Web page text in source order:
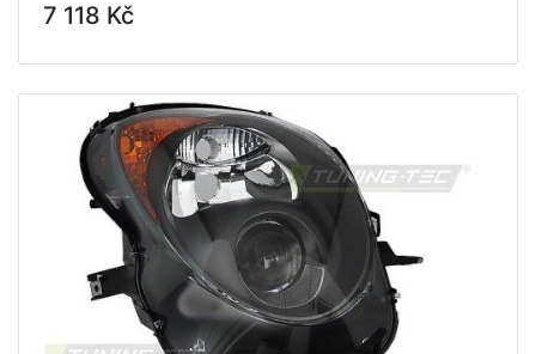
7 118 Kč